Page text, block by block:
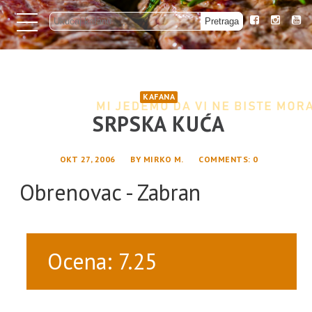
KAFANA
SRPSKA KUĆA
OKT 27, 2006 BY MIRKO M. COMMENTS: 0
Obrenovac - Zabran
Ocena: 7.25